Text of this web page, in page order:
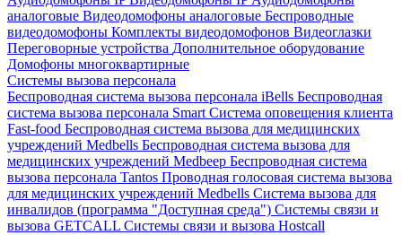
аналоговые Видеодомофоны аналоговые Беспроводные
видеодомофоны Комплекты видеодомофонов Видеоглазки
Переговорные устройства Дополнительное оборудование
Домофоны многоквартирные
Системы вызова персонала
Беспроводная система вызова персонала iBells Беспроводная
система вызова персонала Smart Система оповещения клиента
Fast-food Беспроводная система вызова для медицинских
учреждений Medbells Беспроводная система вызова для
медицинских учреждений Medbeep Беспроводная система
вызова персонала Tantos Проводная голосовая система вызова
для медицинских учреждений Medbells Система вызова для
инвалидов (программа "Доступная среда") Системы связи и
вызова GETCALL Системы связи и вызова Hostcall